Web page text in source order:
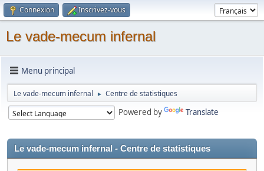
Connexion Inscrivez-vous
Le vade-mecum infernal
Menu principal
Le vade-mecum infernal ► Centre de statistiques
Powered by Translate
Le vade-mecum infernal - Centre de statistiques